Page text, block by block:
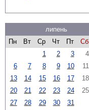
липень
Пн
Вт Ср Чт Пт Сб
1
2 3 4
6
7 8 9 10 11
13
14 15 16 17 18
20
21 22 23 24 25
27
28 29 30 31